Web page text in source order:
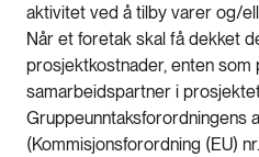
aktivitet ved å tilby varer og/
Når et foretak skal få dekket
prosjektkostnader, enten
samarbeidspartner i
Gruppeunntaksforordningens
(Kommisjonsforordning (EU)